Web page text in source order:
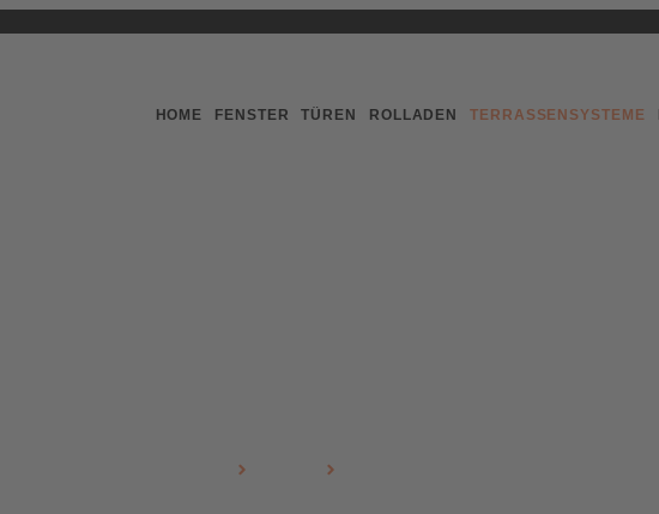
HOME FENSTER TÜREN ROLLADEN TERRASSENSYSTEME